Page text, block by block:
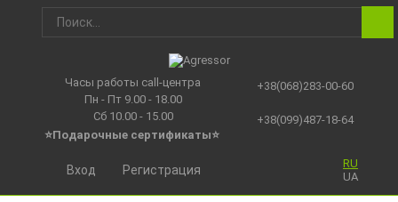
Часы работы call-центра
Пн - Пт 9.00 - 18.00
Сб 10.00 - 15.00
⭐Подарочные сертификаты⭐
+38(068)283-00-60
+38(099)487-18-64
RU
UA
Вход Регистрация